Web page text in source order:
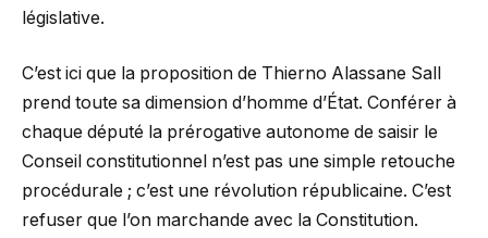
législative.
C’est ici que la proposition de Thierno Alassane Sall
prend toute sa dimension d’homme d’État. Conférer à
chaque député la prérogative autonome de saisir le
Conseil constitutionnel n’est pas une simple retouche
procédurale ; c’est une révolution républicaine. C’est
refuser que l’on marchande avec la Constitution.